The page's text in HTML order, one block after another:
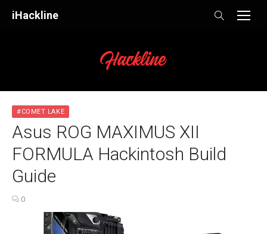
iHackline
#COMET LAKE
Asus ROG MAXIMUS XII
FORMULA Hackintosh Build
Guide
0